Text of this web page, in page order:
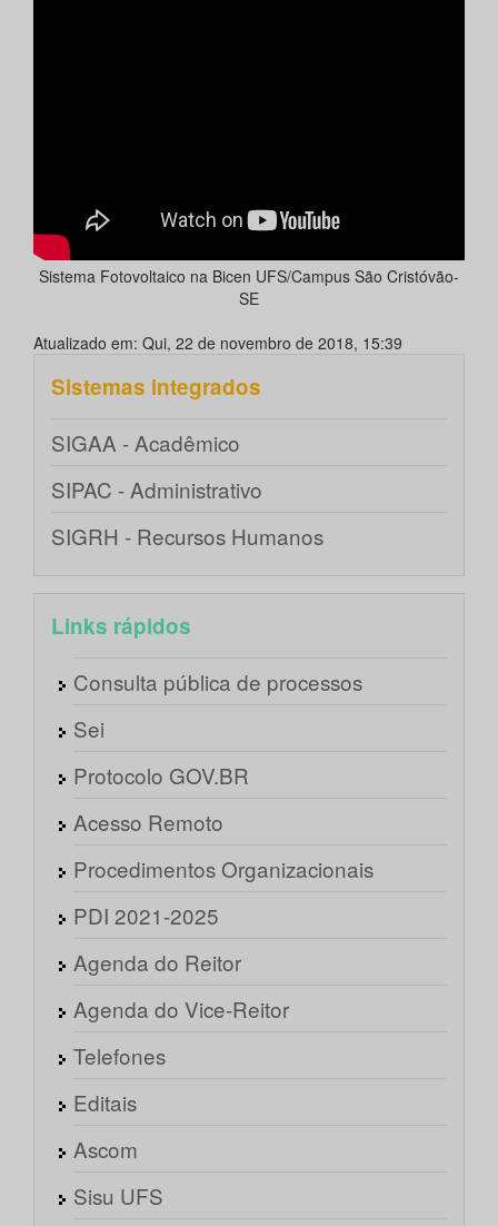
Sistema Fotovoltaico na Bicen UFS/Campus São Cristóvão-
SE
Atualizado em: Qui, 22 de novembro de 2018, 15:39
Sistemas integrados
SIGAA - Acadêmico
SIPAC - Administrativo
SIGRH - Recursos Humanos
Links rápidos
Consulta pública de processos
Sei
Protocolo GOV.BR
Acesso Remoto
Procedimentos Organizacionais
PDI 2021-2025
Agenda do Reitor
Agenda do Vice-Reitor
Telefones
Editais
Ascom
Sisu UFS